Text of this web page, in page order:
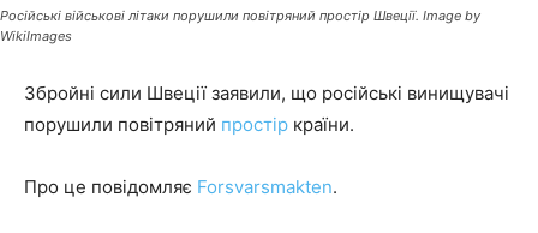
Російські військові літаки порушили повітряний простір Швеції. Image by
WikiImages
Збройні сили Швеції заявили, що російські винищувачі
порушили повітряний простір країни.
Про це повідомляє Forsvarsmakten.